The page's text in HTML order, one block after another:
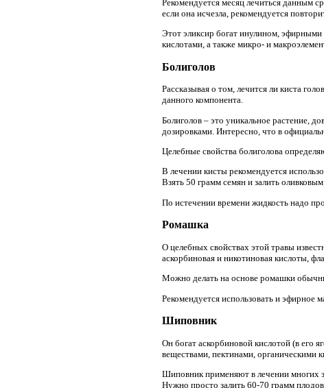
Рекомендуется месяц лечиться данным
если она исчезла, рекомендуется
Этот эликсир богат инулином,
кислотами, а также микро- и
Болиголов
Рассказывая о том, лечится ли киста
данного компонента.
Болиголов – это уникальное растение,
дозировками. Интересно, что в
Целебные свойства болиголова
В лечении кисты рекомендуется
Взять 50 грамм семян и залить
По истечении времени жидкость надо
Ромашка
О целебных свойствах этой травы
аскорбиновая и никотиновая кислоты,
Можно делать на основе ромашки
Рекомендуется использовать и эфирное
Шиповник
Он богат аскорбиновой кислотой (в его
веществами, пектинами, органическими
Шиповник применяют в лечении многих
Нужно просто залить 60-70 грамм